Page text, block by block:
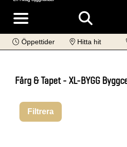
Öppettider Hitta hit
Färg & Tapet - XL-BYGG
Filtrera